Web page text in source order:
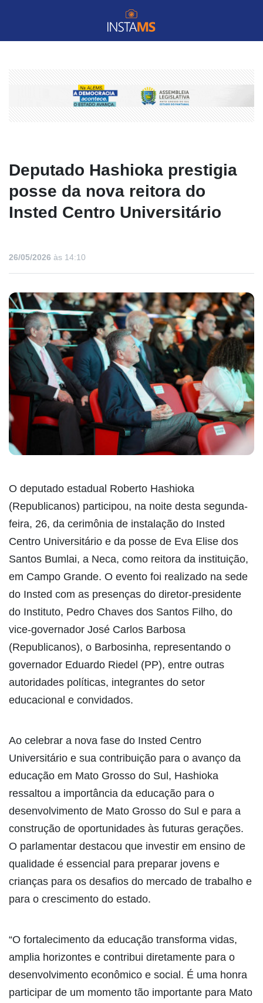
Deputado Hashioka prestigia
posse da nova reitora do
Insted Centro Universitário
26/05/2026 às 14:10
O deputado estadual Roberto Hashioka
(Republicanos) participou, na noite desta segunda-
feira, 26, da cerimônia de instalação do Insted
Centro Universitário e da posse de Eva Elise dos
Santos Bumlai, a Neca, como reitora da instituição,
em Campo Grande. O evento foi realizado na sede
do Insted com as presenças do diretor-presidente
do Instituto, Pedro Chaves dos Santos Filho, do
vice-governador José Carlos Barbosa
(Republicanos), o Barbosinha, representando o
governador Eduardo Riedel (PP), entre outras
autoridades políticas, integrantes do setor
educacional e convidados.
Ao celebrar a nova fase do Insted Centro
Universitário e sua contribuição para o avanço da
educação em Mato Grosso do Sul, Hashioka
ressaltou a importância da educação para o
desenvolvimento de Mato Grosso do Sul e para a
construção de oportunidades às futuras gerações.
O parlamentar destacou que investir em ensino de
qualidade é essencial para preparar jovens e
crianças para os desafios do mercado de trabalho e
para o crescimento do estado.
“O fortalecimento da educação transforma vidas,
amplia horizontes e contribui diretamente para o
desenvolvimento econômico e social. É uma honra
participar de um momento tão importante para Mato